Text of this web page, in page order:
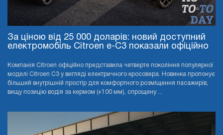
За ціною від 25 000 доларів: новий доступний
електромобіль Citroen e-C3 показали офіційно
Компанія Citroen офіційно представила четверте покоління популярної
моделі Citroen C3 у вигляді електричного кросовера. Новинка пропонує
більший внутрішній простір для комфортного розміщення пасажирів,
вищу позицію водія за кермом (+100 мм), спрощену ...